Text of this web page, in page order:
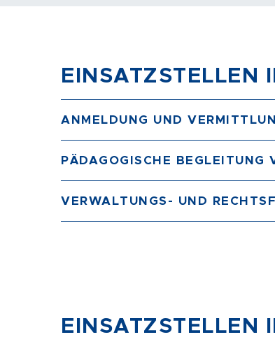
EINSATZSTELLEN
ANMELDUNG UND
PÄDAGOGISCHE BEGLEITUNG
VERWALTUNGS- UND
EINSATZSTELLEN